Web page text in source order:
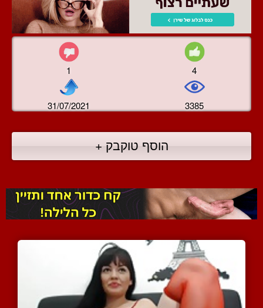
1 4
31/07/2021 3385
הוסף טוקבק +